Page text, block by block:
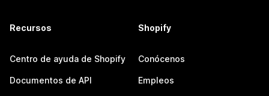
Recursos
Centro de ayuda de Shopify
Documentos de API
Shopify
Conócenos
Empleos